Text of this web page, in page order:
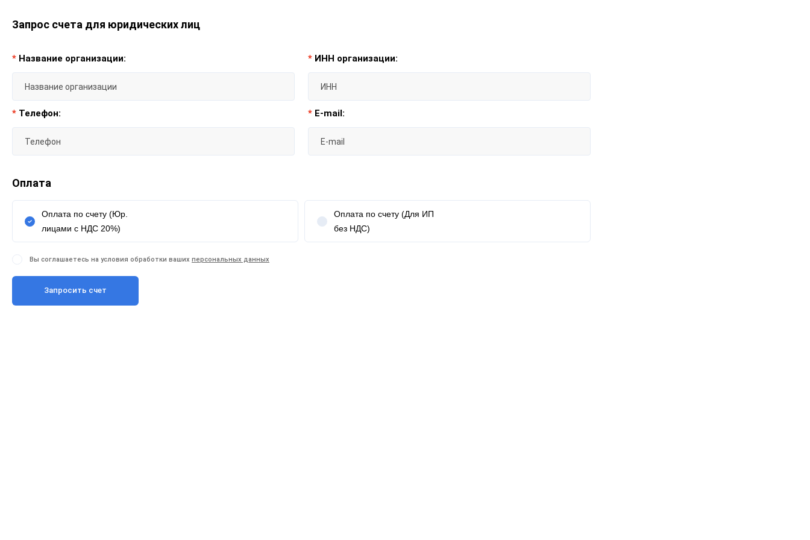
Запрос счета для юридических лиц
* Название организации: * ИНН организации:
* Телефон: * E-mail:
Оплата
Оплата по счету (Юр.
лицами с НДС 20%)
Оплата по счету (Для ИП
без НДС)
Вы соглашаетесь на условия обработки ваших персональных данных